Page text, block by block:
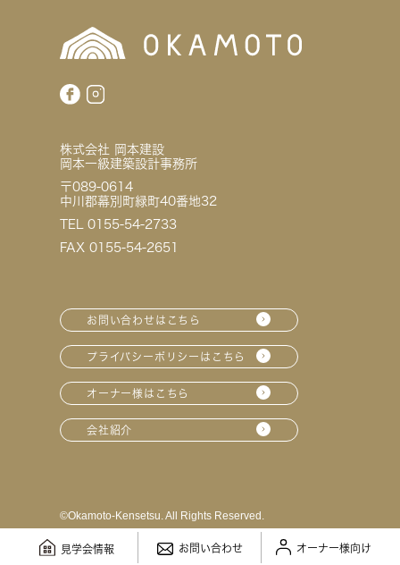
見学会情報 お問い合わせ オーナー様向け
株式会社 岡本建設
岡本一級建築設計事務所
〒089-0614
中川郡幕別町緑町40番地32
TEL 0155-54-2733
FAX 0155-54-2651
お問い合わせはこちら
プライバシーポリシーはこちら
オーナー様はこちら
会社紹介
©︎Okamoto-Kensetsu. All Rights Reserved.